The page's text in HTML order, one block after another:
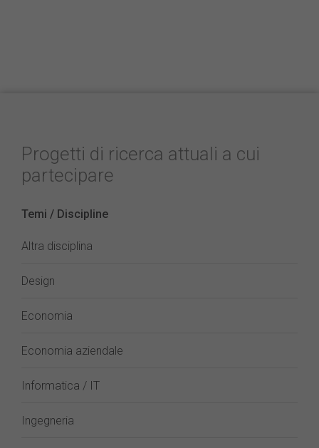
Progetti di ricerca attuali a cui
partecipare
Temi / Discipline
Altra disciplina
Design
Economia
Economia aziendale
Informatica / IT
Ingegneria